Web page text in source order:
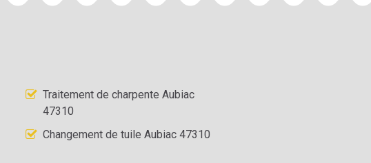
Traitement de charpente Aubiac
47310
Changement de tuile Aubiac 47310